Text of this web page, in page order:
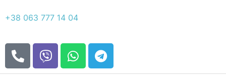
+38 063 777 14 04
h
o
V
i
b
W
h
a
T
e
l